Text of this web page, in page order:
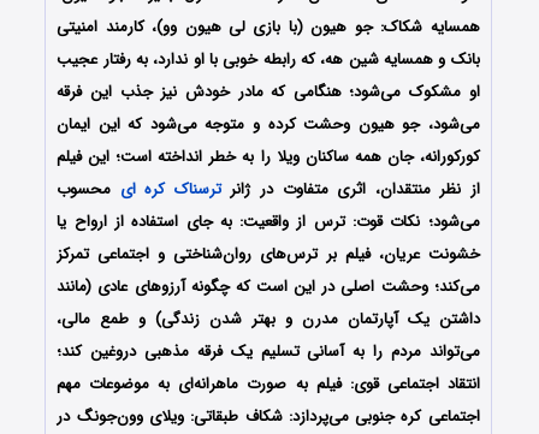
همسایه شکاک: جو هیون (با بازی لی هیون وو)، کارمند امنیتی
بانک و همسایه شین هه، که رابطه خوبی با او ندارد، به رفتار عجیب
او مشکوک می‌شود؛ هنگامی که مادر خودش نیز جذب این فرقه
می‌شود، جو هیون وحشت کرده و متوجه می‌شود که این ایمان
کورکورانه، جان همه ساکنان ویلا را به خطر انداخته است؛ این فیلم
از نظر منتقدان، اثری متفاوت در ژانرترسناک کره ای محسوب
می‌شود؛ نکات قوت: ترس از واقعیت: به جای استفاده از ارواح یا
خشونت عریان، فیلم بر ترس‌های روان‌شناختی و اجتماعی تمرکز
می‌کند؛ وحشت اصلی در این است که چگونه آرزوهای عادی (مانند
داشتن یک آپارتمان مدرن و بهتر شدن زندگی) و طمع مالی،
می‌تواند مردم را به آسانی تسلیم یک فرقه مذهبی دروغین کند؛
انتقاد اجتماعی قوی: فیلم به صورت ماهرانه‌ای به موضوعات مهم
اجتماعی کره جنوبی می‌پردازد: شکاف طبقاتی: ویلای وون‌جونگ در